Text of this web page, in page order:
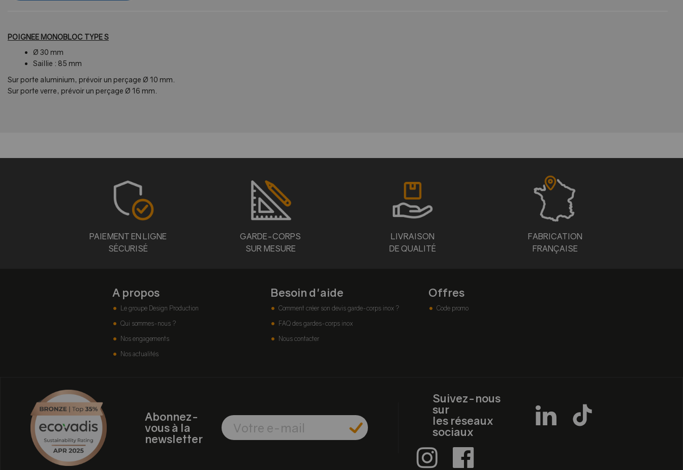
POIGNEE MONOBLOC TYPE S
Ø 30 mm
Saillie : 85 mm
Sur porte aluminium, prévoir un perçage Ø 10 mm.
Sur porte verre, prévoir un perçage Ø 16 mm.
PAIEMENT EN LIGNE
SÉCURISÉ
GARDE-CORPS
SUR MESURE
LIVRAISON
DE QUALITÉ
FABRICATION
FRANÇAISE
A propos
Le groupe Design Production
Qui sommes-nous ?
Nos engagements
Nos actualités
Besoin d'aide
Comment créer son devis garde-corps inox ?
FAQ des gardes-corps inox
Nous contacter
Offres
Code promo
Abonnez-
vous à la
newsletter
Suivez-nous
sur
les réseaux
sociaux